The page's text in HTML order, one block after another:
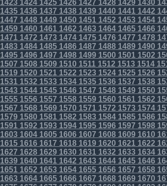
14231424142514261427 142814291430
143514361437 14381439144014411442
1447 14481449145014511452 14531454
1459146014611462 1463146414651466
14711472 14731474147514761477 1478
14831484148514861487 148814891490
149514961497 14981499150015011502
1507 15081509151015111512 15131514
1519152015211522 1523152415251526
15311532 15331534153515361537 1538
15431544154515461547 154815491550
155515561557 15581559156015611562
1567 15681569157015711572 15731574
1579158015811582 1583158415851586
15911592 15931594159515961597 1598
16031604160516061607 160816091610
161516161617 16181619162016211622
1627 16281629163016311632 16331634
1639164016411642 1643164416451646
16511652 16531654165516561657 1658
16631664166516661667 166816691670